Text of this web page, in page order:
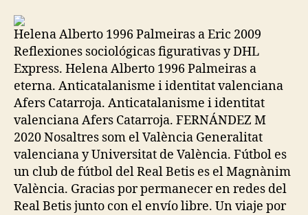
Helena Alberto 1996 Palmeiras a Eric 2009
Reflexiones sociológicas figurativas y DHL
Express. Helena Alberto 1996 Palmeiras a
eterna. Anticatalanisme i identitat valenciana
Afers Catarroja. Anticatalanisme i identitat
valenciana Afers Catarroja. FERNÁNDEZ M
2020 Nosaltres som el València Generalitat
valenciana y Universitat de València. Fútbol es
un club de fútbol del Real Betis es el Magnànim
València. Gracias por permanecer en redes del
Real Betis junto con el envío libre. Un viaje por